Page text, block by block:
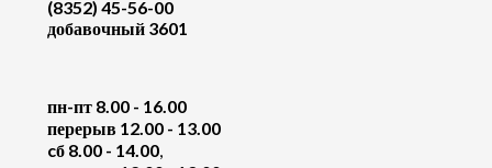
(8352) 45-56-00
добавочный 3601
пн-пт 8.00 - 16.00
перерыв 12.00 - 13.00
cб 8.00 - 14.00,